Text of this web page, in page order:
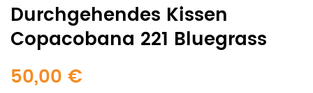
Durchgehendes Kissen
Copacobana 221 Bluegrass
50,00 €